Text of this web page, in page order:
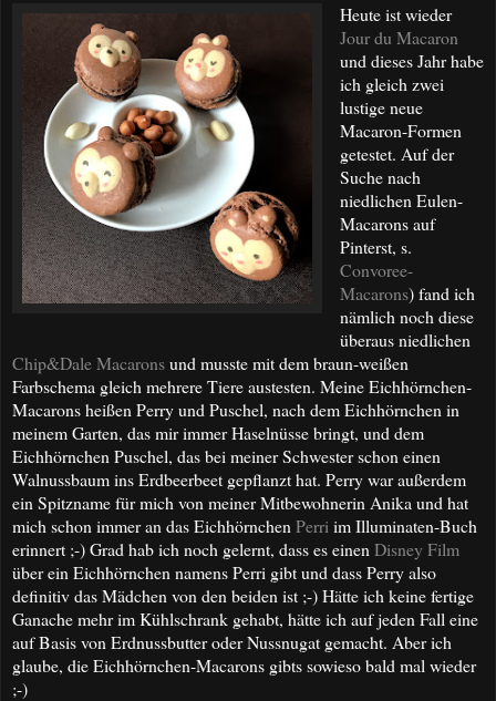
Heute ist wieder
Jour du Macaron
und dieses Jahr habe
ich gleich zwei
lustige neue
Macaron-Formen
getestet. Auf der
Suche nach
niedlichen Eulen-
Macarons auf
Pinterst, s.
Convoree-
Macarons) fand ich
nämlich noch diese
überaus niedlichen
Chip&Dale Macaronsund musste mit dem braun-weißen
Farbschema gleich mehrere Tiere austesten. Meine Eichhörnchen-
Macarons heißen Perry und Puschel, nach dem Eichhörnchen in
meinem Garten, das mir immer Haselnüsse bringt, und dem
Eichhörnchen Puschel, das bei meiner Schwester schon einen
Walnussbaum ins Erdbeerbeet gepflanzt hat. Perry war außerdem
ein Spitzname für mich von meiner Mitbewohnerin Anika und hat
mich schon immer an das Eichhörnchen Perri im Illuminaten-Buch
erinnert ;-) Grad hab ich noch gelernt, dass es einen Disney Film
über ein Eichhörnchen namens Perri gibt und dass Perry also
definitiv das Mädchen von den beiden ist ;-) Hätte ich keine fertige
Ganache mehr im Kühlschrank gehabt, hätte ich auf jeden Fall eine
auf Basis von Erdnussbutter oder Nussnugat gemacht. Aber ich
glaube, die Eichhörnchen-Macarons gibts sowieso bald mal wieder
;-)